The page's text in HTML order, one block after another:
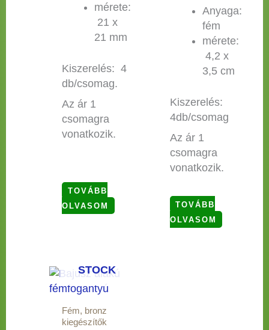
mérete:
21 x
21 mm
Kiszerelés: 4
db/csomag.
Az ár 1
csomagra
vonatkozik.
TOVÁBB
OLVASOM
Anyaga:
fém
mérete:
4,2 x
3,5 cm
Kiszerelés:
4db/csomag
Az ár 1
csomagra
vonatkozik.
TOVÁBB
OLVASOM
STOCK
Fém, bronz
kiegészítők